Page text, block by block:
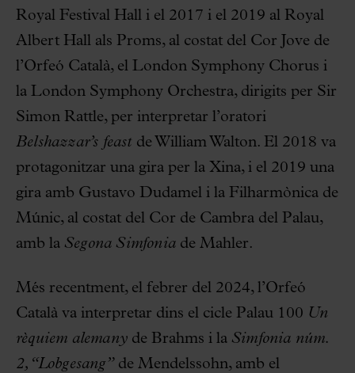
Royal Festival Hall i el 2017 i el 2019 al Royal
Albert Hall als Proms, al costat del Cor Jove de
l’Orfeó Català, el London Symphony Chorus i
la London Symphony Orchestra, dirigits per Sir
Simon Rattle, per interpretar l’oratori
Belshazzar’s feast de William Walton. El 2018 va
protagonitzar una gira per la Xina, i el 2019 una
gira amb Gustavo Dudamel i la Filharmònica de
Múnic, al costat del Cor de Cambra del Palau,
amb la Segona Simfonia de Mahler.
Més recentment, el febrer del 2024, l’Orfeó
Català va interpretar dins el cicle Palau 100 Un
rèquiem alemany de Brahms i la Simfonia núm.
2, “Lobgesang”de Mendelssohn, amb el